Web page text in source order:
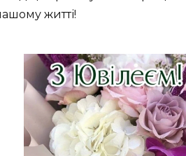
житті!